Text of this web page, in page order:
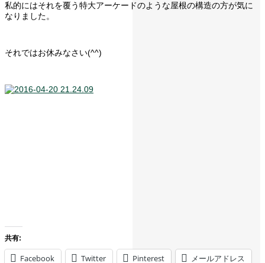
私的にはそれを覆う特大アーケードのような屋根の構造の方が気に
なりました。
それではお休みなさい(^^)
共有:
Facebook Twitter Pinterest メールアドレス